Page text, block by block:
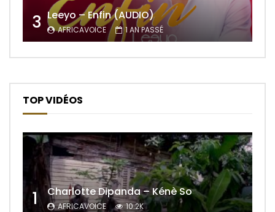
3 Leeyo – Enfin (AUDIO)
AFRICAVOICE 1 AN PASSÉ
TOP VIDÉOS
1 Charlotte Dipanda – Kénè So
AFRICAVOICE 10.2K